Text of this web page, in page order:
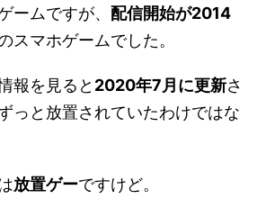
ームですが、 配信開始が2014
スマホゲームでした。
報を見ると 2020年7月に更新さ
っと放置されていたわけではな
放置ゲーですけど。